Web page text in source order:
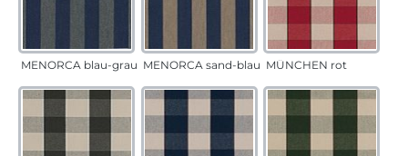
MENORCA blau-grau MENORCA sand-blau MÜNCHEN rot